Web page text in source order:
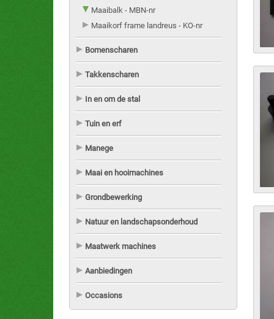
Maaibalk - MBN-nr
Maaikorf frame landreus - KO-nr
Bomenscharen
Takkenscharen
In en om de stal
Tuin en erf
Manege
Maai en hooimachines
Grondbewerking
Natuur en landschapsonderhoud
Maatwerk machines
Aanbiedingen
Occasions